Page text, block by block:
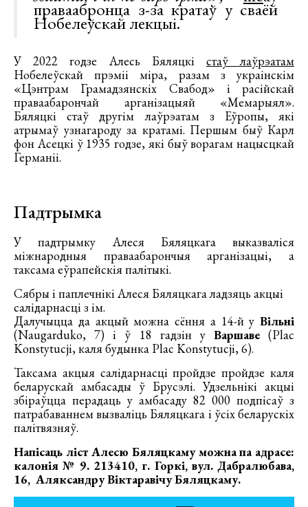
праваабронца з-за кратаў у сваёй
Нобелеўскай лекцыі.
У 2022 годзе Алесь Бяляцкі стаў лаўрэатам
Нобелеўскай прэміі міра, разам з украінскім
«Цэнтрам Грамадзянскіх Свабод» і расійскай
праваабарончай арганізацыяй «Мемарыял».
Бяляцкі стаў другім лаўрэатам з Еўропы, які
атрымаў узнагароду за кратамі. Першым быў Карл
фон Асецкі ў 1935 годзе, які быў ворагам нацысцкай
Германіі.
Падтрымка
У падтрымку Алеся Бяляцкага выказваліся
міжнародныя праваабарончыя арганізацыі, а
таксама еўрапейскія палітыкі.
Сябры і паплечнікі Алеся Бяляцкага ладзяць акцыі
салідарнасці з ім.
Далучыцца да акцый можна сёння а 14-й у Вільні
(Naugarduko, 7) і ў 18 гадзін у Варшаве (Plac
Konstytucji, каля будынка Plac Konstytucji, 6).
Таксама акцыя салідарнасці пройдзе пройдзе каля
беларускай амбасады ў Брусэлі. Удзельнікі акцыі
збіраўцца перадаць у амбасаду 82 000 подпісаў з
патрабаваннем вызваліць Бяляцкага і ўсіх беларускіх
палітвязняў.
Напісаць ліст Алесю Бяляцкаму можна па адрасе:
калонія № 9. 213410, г. Горкі, вул. Дабралюбава,
16, Аляксандру Віктаравічу Бяляцкаму.